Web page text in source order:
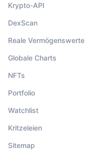
Krypto-API
DexScan
Reale Vermögenswerte
Globale Charts
NFTs
Portfolio
Watchlist
Kritzeleien
Sitemap